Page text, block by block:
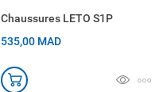
Chaussures LETO S1P
535,00 MAD